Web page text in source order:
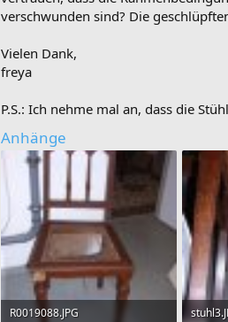
verschwunden sind? Die
Vielen Dank,
freya
P.S.: Ich nehme mal an, dass die
Anhänge
R0019088.JPG